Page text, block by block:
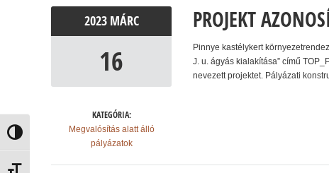
Nagy kontraszt váltása
2023 MÁRC
16
KATEGÓRIA:
Megvalósítás alatt álló
pályázatok
PROJEKT
Pinnye kastélykert
J. u. ágyás kialakítása” című
nevezett projektet. Pályázati